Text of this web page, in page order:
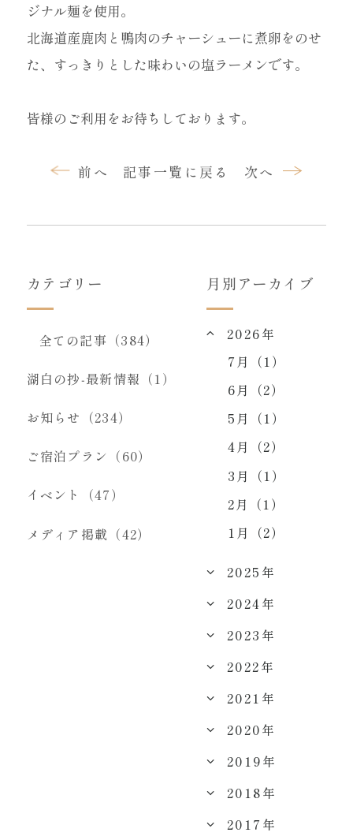
ジナル麺を使用。
北海道産鹿肉と鴨肉のチャーシューに煮卵をのせ
た、すっきりとした味わいの塩ラーメンです。
皆様のご利用をお待ちしております。
前へ 記事一覧に戻る 次へ
カテゴリー
全ての記事（384）
湖白の抄‐最新情報（1）
お知らせ（234）
ご宿泊プラン（60）
イベント（47）
メディア掲載（42）
月別アーカイブ
2026年
7月（1）
6月（2）
5月（1）
4月（2）
3月（1）
2月（1）
1月（2）
2025年
2024年
2023年
2022年
2021年
2020年
2019年
2018年
2017年